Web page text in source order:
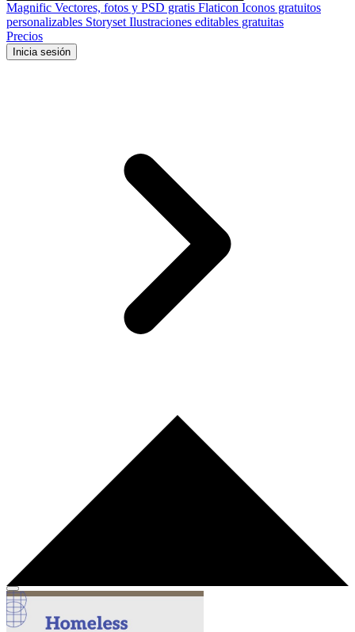
Magnific Vectores, fotos y PSD gratis Flaticon Iconos gratuitos
personalizables Storyset Ilustraciones editables gratuitas
Precios
Inicia sesión